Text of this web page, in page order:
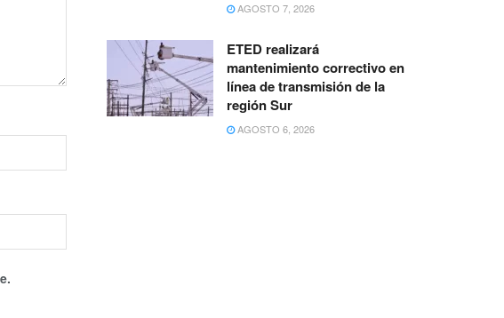
AGOSTO 7, 2026
ETED realizará
mantenimiento correctivo en
línea de transmisión de la
región Sur
AGOSTO 6, 2026